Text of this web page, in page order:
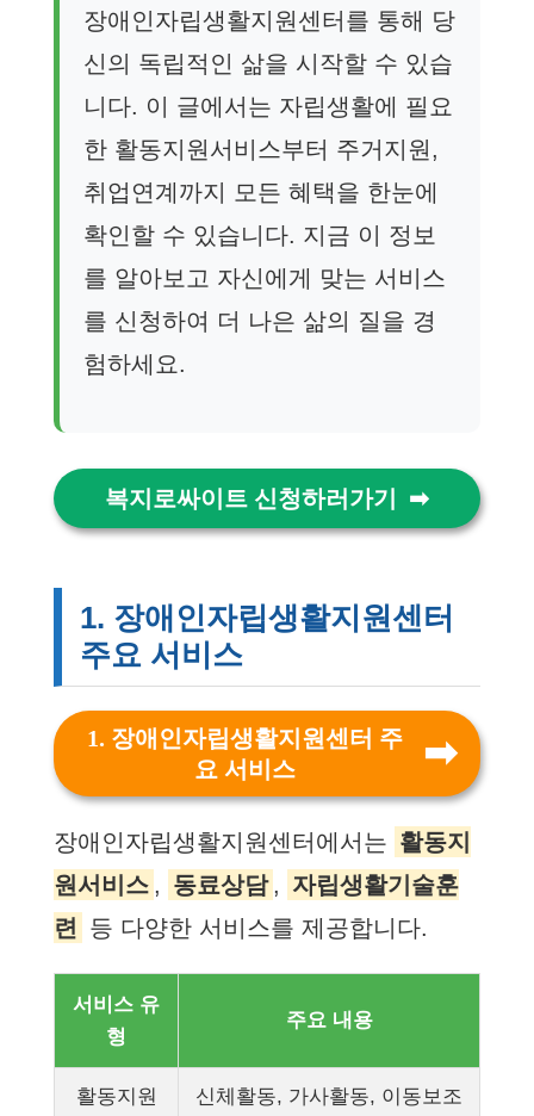
장애인자립생활지원센터를 통해 당
신의 독립적인 삶을 시작할 수 있습
니다. 이 글에서는 자립생활에 필요
한 활동지원서비스부터 주거지원,
취업연계까지 모든 혜택을 한눈에
확인할 수 있습니다. 지금 이 정보
를 알아보고 자신에게 맞는 서비스
를 신청하여 더 나은 삶의 질을 경
험하세요.
복지로싸이트 신청하러가기
1. 장애인자립생활지원센터
주요 서비스
1. 장애인자립생활지원센터 주
요 서비스
장애인자립생활지원센터에서는 활동지
원서비스 , 동료상담 , 자립생활기술훈
련
등 다양한 서비스를 제공합니다.
서비스 유
형
주요 내용
활동지원
신체활동, 가사활동, 이동보조